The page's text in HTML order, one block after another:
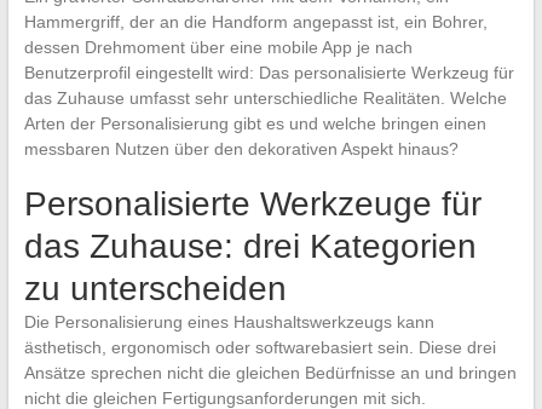
Hammergriff, der an die Handform angepasst ist, ein Bohrer,
dessen Drehmoment über eine mobile App je nach
Benutzerprofil eingestellt wird: Das personalisierte Werkzeug für
das Zuhause umfasst sehr unterschiedliche Realitäten. Welche
Arten der Personalisierung gibt es und welche bringen einen
messbaren Nutzen über den dekorativen Aspekt hinaus?
Personalisierte Werkzeuge für
das Zuhause: drei Kategorien
zu unterscheiden
Die Personalisierung eines Haushaltswerkzeugs kann
ästhetisch, ergonomisch oder softwarebasiert sein. Diese drei
Ansätze sprechen nicht die gleichen Bedürfnisse an und bringen
nicht die gleichen Fertigungsanforderungen mit sich.